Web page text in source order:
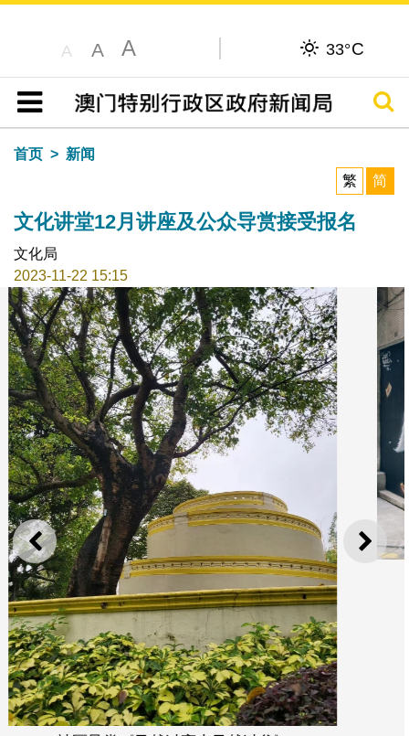
A A A 33°C
目录
搜寻
首页
新闻
繁
简
文化讲堂12月讲座及公众导赏接受报名
文化局
2023-11-22 15:15
上一则 下一
社区导赏《油墙假期》